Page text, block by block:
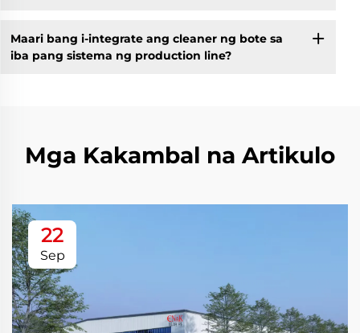
Maari bang i-integrate ang cleaner ng bote sa
iba pang sistema ng production line?
Mga Kakambal na Artikulo
22
Sep